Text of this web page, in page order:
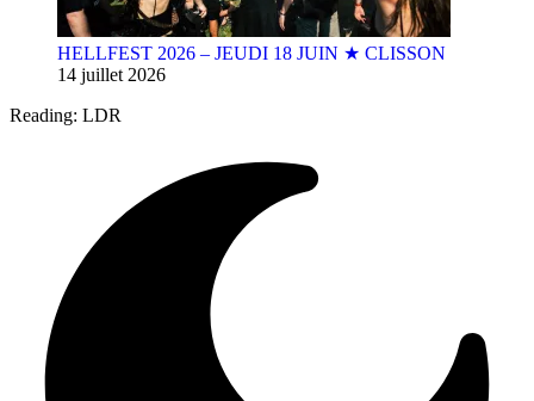
HELLFEST 2026 – JEUDI 18 JUIN ★ CLISSON
14 juillet 2026
Reading: LDR